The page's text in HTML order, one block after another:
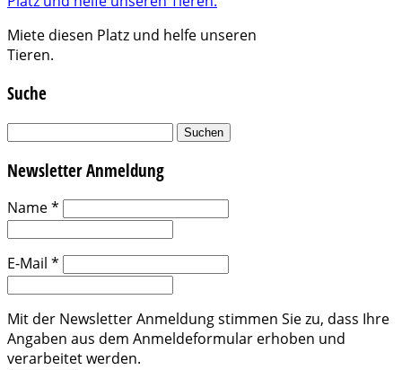
Miete diesen Platz und helfe unseren
Tieren.
Suche
Suchen
Newsletter Anmeldung
Name*
E-Mail *
Mit der Newsletter Anmeldung stimmen Sie zu, dass Ihre
Angaben aus dem Anmeldeformular erhoben und
verarbeitet werden.